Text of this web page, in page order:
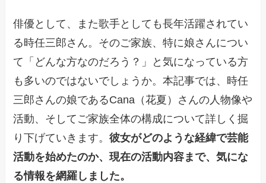
俳優として、また歌手としても長年活躍されてい
る時任三郎さん。そのご家族、特に娘さんについ
て「どんな方なのだろう？」と気になっている方
も多いのではないでしょうか。本記事では、時任
三郎さんの娘であるCana（花夏）さんの人物像や
活動、そしてご家族全体の構成について詳しく掘
り下げていきます。彼女がどのような経緯で芸能
活動を始めたのか、現在の活動内容まで、気にな
る情報を網羅しました。